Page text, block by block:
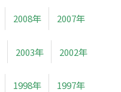
2008年 2007年
2003年 2002年
1998年 1997年